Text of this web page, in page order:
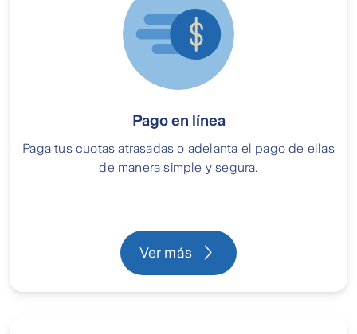
Pago en línea
Paga tus cuotas atrasadas o adelanta el pago de ellas
de manera simple y segura.
Ver más